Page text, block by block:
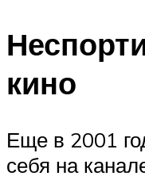
кино
Еще в 2001
себя на